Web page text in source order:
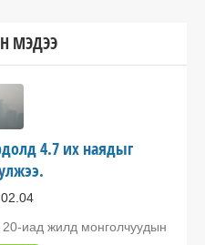
МЭДЭЭ
4.7 их наядыг
иад жилд монголчуудын